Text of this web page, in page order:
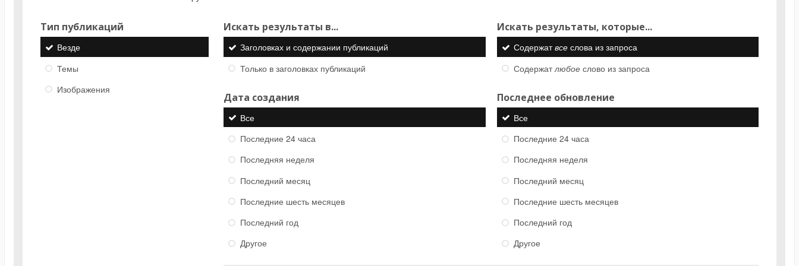
Тип публикаций
Везде
Темы
Изображения
Искать результаты в...
Заголовках и содержании публикаций
Только в заголовках публикаций
Искать результаты, которые...
Содержатвсеслова из запроса
Содержатлюбоеслово из запроса
Дата создания
Все
Последние 24 часа
Последняя неделя
Последний месяц
Последние шесть месяцев
Последний год
Другое
Последнее обновление
Все
Последние 24 часа
Последняя неделя
Последний месяц
Последние шесть месяцев
Последний год
Другое